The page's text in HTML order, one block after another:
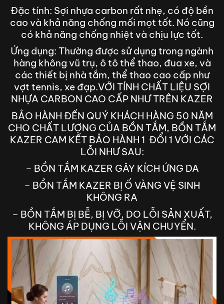
Đặc tính: Sợi nhựa carbon rất nhẹ, có độ bền
cao và khả năng chống mối mọt tốt. Nó cũng
có khả năng chống nhiệt và chịu lực tốt.
Ứng dụng: Thường được sử dụng trong ngành
hàng không vũ trụ, ô tô thể thao, đua xe, và
các thiết bị nhà tắm, thể thao cao cấp như
vợt tennis, xe đạp.VỚI TÍNH CHẤT LIỆU SỢI
NHỰA CARBON CAO CẤP NHƯ TRÊN KAZER
BẢO HÀNH ĐẾN QUÝ KHÁCH HÀNG 50 NĂM
CHO CHẤT LƯỢNG CỦA BỒN TẮM, BỒN TẮM
KAZER CAM KẾT BẢO HÀNH 1 ĐỔI 1 VỚI CÁC
LỖI NHƯ SAU:
– BỒN TẮM KAZER GÂY KÍCH ỨNG DA
– BỒN TẮM KAZER BỊ Ố VÀNG VỆ SINH
KHÔNG RA
– BỒN TẮM BỊ BỄ, BỊ VỠ, DO LỖI SẢN XUẤT,
KHÔNG ÁP DỤNG LỖI VẬN CHUYỂN.